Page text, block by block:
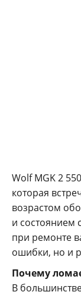
Wolf MGK 2
которая
возрастом
и состоянием
при ремонте
ошибки, но и
Почему
В